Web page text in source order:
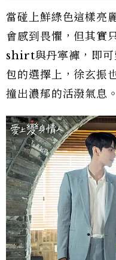
當碰上鮮綠色這樣亮
會感到畏懼，但其實
shirt與丹寕褲，即可
包的選擇上，徐玄振
撞出濃郁的活潑氣息。